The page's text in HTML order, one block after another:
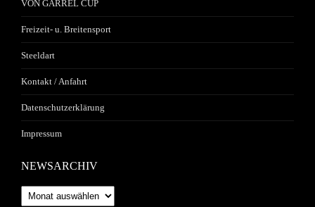
VON GARREL CUP
Freizeit- u. Breitensport
Steeldart
Kontakt / Anfahrt
Datenschutzerklärung
Impressum
NEWSARCHIV
Newsarchiv